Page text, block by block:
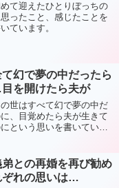
て迎えたひとりぼっちの
ったこと、感じたことを
ています。
幻で夢の中だったら
を開けたら夫が
世はすべて幻で夢の中だ
、目覚めたら夫が生きて
という思いを書いていま
との再婚を再び勧め
ぞれの思いは…